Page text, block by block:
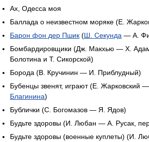
Ах, Одесса моя
Баллада о неизвестном моряке (Е.
Барон фон дер Пшик (Ш. Секунда — А.
Бомбардировщики (Дж. Макхью — Х.
Болотина и Т. Сикорской)
Борода (В. Кручинин — И. Приблудный)
Бубенцы звенят, играют (Е. Жарковский —
Благинина)
Бублички (С. Богомазов — Я. Ядов)
Будьте здоровы (И. Любан — А. Русак,
Будьте здоровы (военные куплеты) (И.